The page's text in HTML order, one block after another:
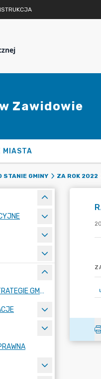
Zawidowie
MIASTA
STANIE GMINY ZA ROK 2022
PLANY, PROGRAMY I STRATEGIE GMINY